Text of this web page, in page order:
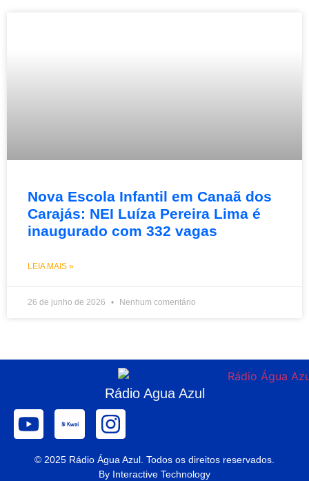
Nova Escola Infantil em Canaã dos
Carajás: NEI Luíza Pereira Lima é
inaugurado com 332 vagas
LEIA MAIS »
26 de junho de 2026 Nenhum comentário
Rádio Agua Azul
© 2025 Rádio Água Azul. Todos os direitos reservados.
By Interactive Technology